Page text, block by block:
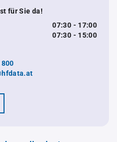
für Sie da!
07:30 - 17:00
07:30 - 15:00
800